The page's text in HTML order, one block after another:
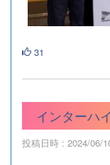
31
インターハ
投稿日時 : 2024/06/